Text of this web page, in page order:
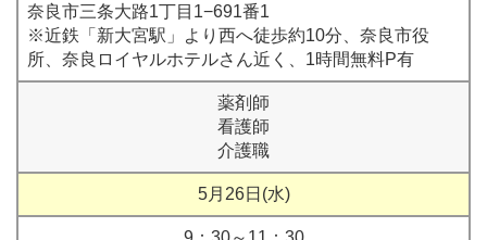
奈良市三条大路1丁目1−691番1
※近鉄「新大宮駅」より西へ徒歩約10分、奈良市役
所、奈良ロイヤルホテルさん近く、1時間無料P有
薬剤師
看護師
介護職
5月26日(水)